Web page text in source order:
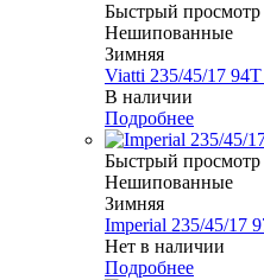
Быстрый просмотр
Нешипованные
Зимняя
Viatti 235/45/17
В наличии
Подробнее
Быстрый просмотр
Нешипованные
Зимняя
Imperial 235/45/17
Нет в наличии
Подробнее